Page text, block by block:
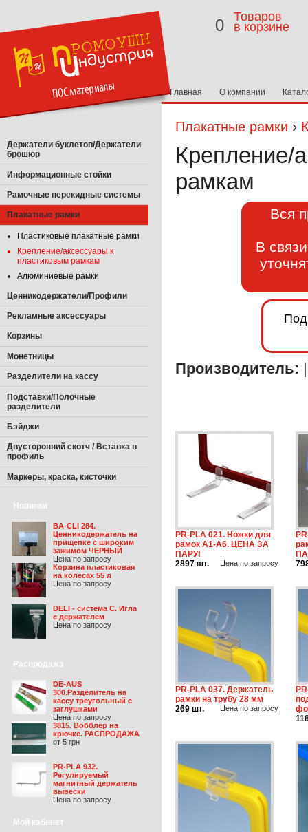
Держатели буклетов/Держатели
брошюр
Информационные стойки
Рамочные перекидные системы
Плакатные рамки
Пластиковые плакатные рамки
Крепление/аксессуары к
пластиковым рамкам
Алюминиевые рамки
Ценникодержатели/Профили
Рекламные аксессуары
Корзины
Монетницы
Разделители на кассу
Подставки/Полочные
разделители
Бэйджи
Двусторонний скотч / Вставка в
профиль
Маркеры, краска, кисточки
Новинки
BA-CLI 284.
Ценникодержатель на
прищепке с широким
зажимом ЧЕРНЫЙ
Цена по запросу
Корзина пластиковая
на колесах 55 л
Цена по запросу
DELI - система С. Игла
с держателем
Цена по запросу
Распродажа
DE-AUS
300.Разделитель на
кассу треугольный с
заглушками
Цена по запросу
3815. Вобблер на
крючке. РАСПРОДАЖА
от 5 грн
PR-PLA 932.
Регулируемый
магнитный держатель
вывески
Цена по запросу
Мой кабинет
0 Товаров
в корзине
Главная О компании
Плакатные рамки ›
Крепление/
рамкам
Вся
В
Производитель:
PR-PLA 021. Ножки для
рамок А1-А6. ЦЕНА ЗА
ПАРУ!
2897 шт.
Цена по запросу
PR-PLA 037. Держатель
рамки на трубу 28 мм
269 шт.
Цена по запросу